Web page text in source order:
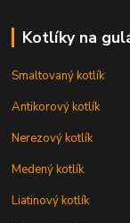
Kotlíky na
Smaltovaný kotlík
Antikorový kotlík
Nerezový kotlík
Medený kotlík
Liatinový kotlík